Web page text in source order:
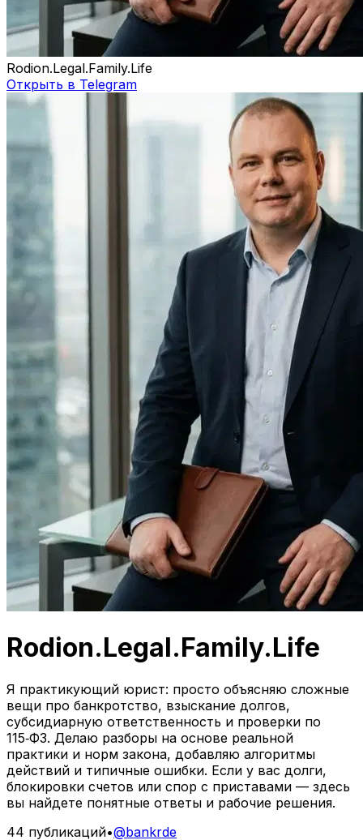
Rodion.Legal.Family.Life
Открыть в Telegram
Rodion.Legal.Family.Life
Я практикующий юрист: просто объясняю сложные
вещи про банкротство, взыскание долгов,
субсидиарную ответственность и проверки по
115‑ФЗ. Делаю разборы на основе реальной
практики и норм закона, добавляю алгоритмы
действий и типичные ошибки. Если у вас долги,
блокировки счетов или спор с приставами — здесь
вы найдете понятные ответы и рабочие решения.
44 публикаций•@bankrde